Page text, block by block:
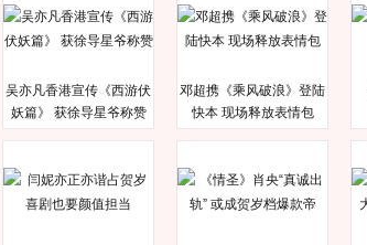
吴亦凡香港宣传《西游伏
妖篇》 获徐导星爷称赞
邓超携《乘风破浪》登陆
快本 现场释放表情包